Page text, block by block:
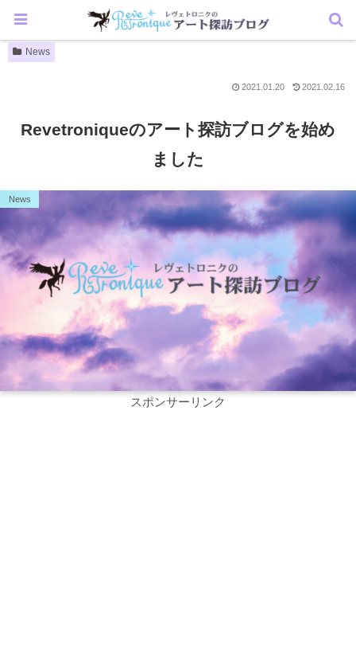
News
Revetroniqueのアート探訪ブログを始め
ました
News
2021.01.20 2021.02.16
スポンサーリンク